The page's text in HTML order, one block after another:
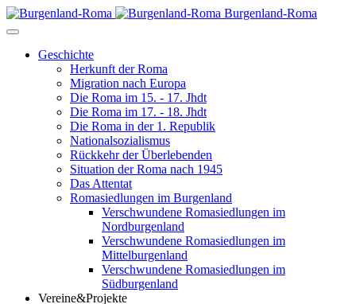
Burgenland-Roma
Geschichte
Herkunft der Roma
Migration nach Europa
Die Roma im 15. - 17. Jhdt
Die Roma im 17. - 18. Jhdt
Die Roma in der 1. Republik
Nationalsozialismus
Rückkehr der Überlebenden
Situation der Roma nach 1945
Das Attentat
Romasiedlungen im Burgenland
Verschwundene Romasiedlungen im
Nordburgenland
Verschwundene Romasiedlungen im
Mittelburgenland
Verschwundene Romasiedlungen im
Südburgenland
Vereine&Projekte